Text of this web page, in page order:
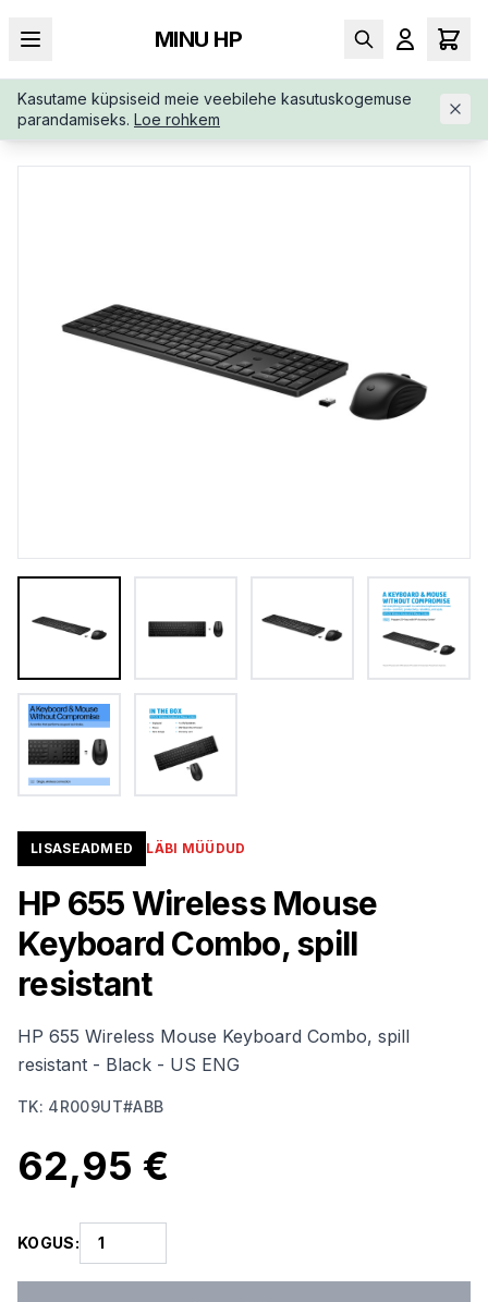
MINU HP
Kasutame küpsiseid meie veebilehe kasutuskogemuse
parandamiseks. Loe rohkem
AVALEHT / SISENDSEADMED /
HP-655-WIREL
ESS-MOUSE-KEYBOARD-4R009UTABB
LISASEADMED LÄBI MÜÜDUD
HP 655 Wireless Mouse
Keyboard Combo, spill
resistant
HP 655 Wireless Mouse Keyboard Combo, spill
resistant - Black - US ENG
TK: 4R009UT#ABB
62,95 €
KOGUS: